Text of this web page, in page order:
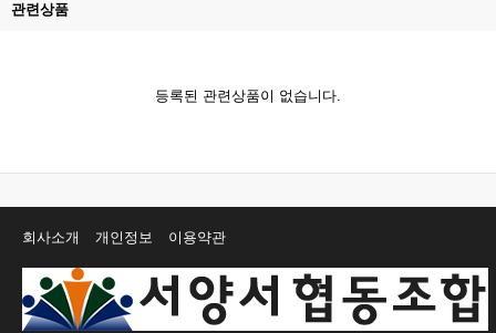
관련상품
등록된 관련상품이 없습니다.
회사소개 개인정보 이용약관